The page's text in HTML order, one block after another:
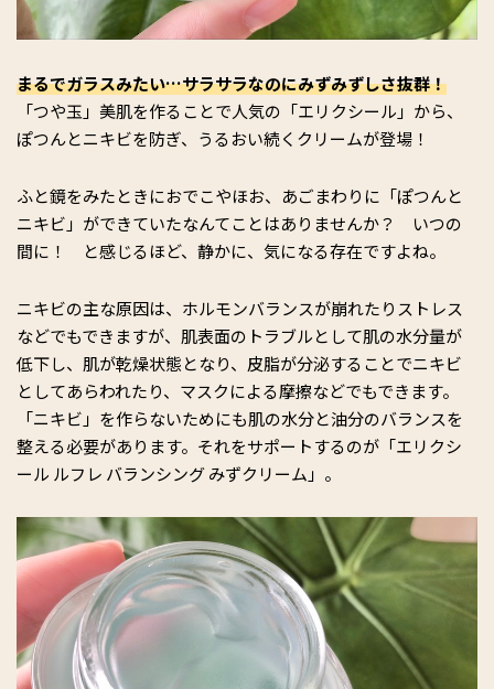
まるでガラスみたい…サラサラなのにみずみずしさ抜群！
「つや玉」美肌を作ることで人気の「エリクシール」から、
ぽつんとニキビを防ぎ、うるおい続くクリームが登場！
ふと鏡をみたときにおでこやほお、あごまわりに「ぽつんと
ニキビ」ができていたなんてことはありませんか？ いつの
間に！ と感じるほど、静かに、気になる存在ですよね。
ニキビの主な原因は、ホルモンバランスが崩れたりストレス
などでもできますが、肌表面のトラブルとして肌の水分量が
低下し、肌が乾燥状態となり、皮脂が分泌することでニキビ
としてあらわれたり、マスクによる摩擦などでもできます。
「ニキビ」を作らないためにも肌の水分と油分のバランスを
整える必要があります。それをサポートするのが「エリクシ
ール ルフレ バランシング みずクリーム」。